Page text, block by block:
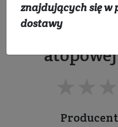
Do skóry
suchej,
znajdujących się w
dostawy